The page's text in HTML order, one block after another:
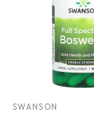
SWANSON